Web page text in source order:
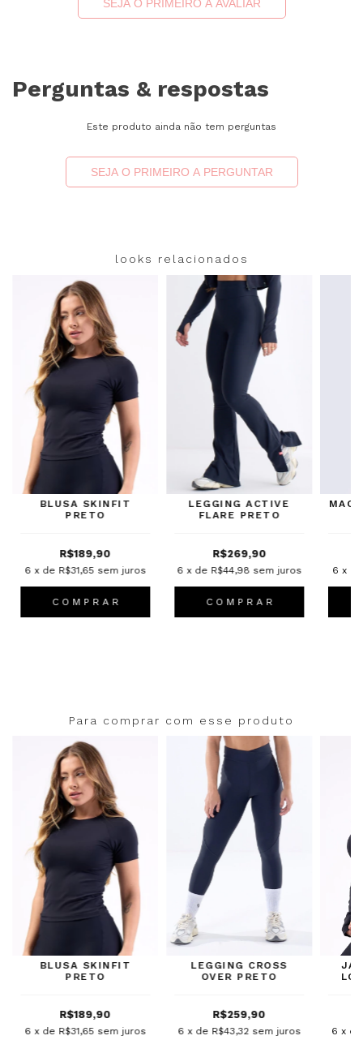
SEJA O PRIMEIRO A AVALIAR
Perguntas & respostas
Este produto ainda não tem perguntas
SEJA O PRIMEIRO A PERGUNTAR
looks relacionados
BLUSA SKINFIT
PRETO
R$189,90
6 x de R$31,65 sem juros
C O M P R A R
LEGGING ACTIVE
FLARE PRETO
R$269,90
6 x de R$44,98 sem juros
C O M P R A R
6 x
Para comprar com esse produto
BLUSA SKINFIT
PRETO
R$189,90
6 x de R$31,65 sem juros
LEGGING CROSS
OVER PRETO
R$259,90
6 x de R$43,32 sem juros 6 x